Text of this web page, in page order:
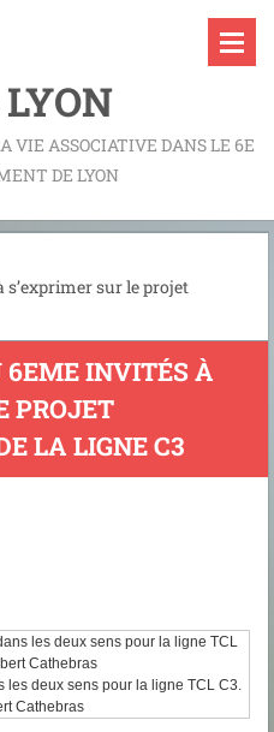
VIE ASSOCIATIVE DANS LE 6E
DE LYON
sur le projet
6EME INVITÉS À
PROJET
LA LIGNE C3
les deux sens pour la ligne TCL C3.
Cathebras